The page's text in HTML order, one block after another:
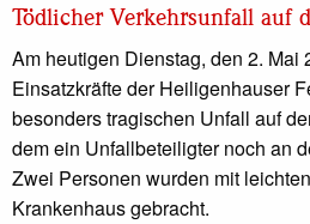
Tödlicher Verkehrsunfall auf
Am heutigen Dienstag, den 2. Mai
Einsatzkräfte der Heiligenhauser
besonders tragischen Unfall auf
dem ein Unfallbeteiligter noch an
Zwei Personen wurden mit
Krankenhaus gebracht.